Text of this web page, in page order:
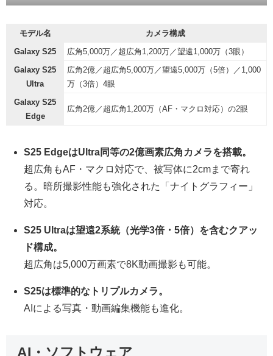
モデル名
カメラ構成
Galaxy S25
広角5,000万／超広角1,200万／望遠1,000万（3眼）
Galaxy S25
Ultra
広角2億／超広角5,000万／望遠5,000万（5倍）／1,000
万（3倍）4眼
Galaxy S25
Edge
広角2億／超広角1,200万（AF・マクロ対応）の2眼
S25 EdgeはUltra同等の2億画素広角カメラを搭載。
超広角もAF・マクロ対応で、被写体に2cmまで寄れ
る。暗所撮影性能も強化された「ナイトグラフィー」
対応。
S25 Ultraは望遠2系統（光学3倍・5倍）を含むクアッ
ド構成。
超広角は5,000万画素で8K動画撮影も可能。
S25は標準的なトリプルカメラ。
AIによる写真・動画編集機能も進化。
AI・ソフトウェア